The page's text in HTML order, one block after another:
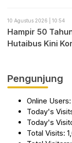
10 Agustus 2026 | 10:54
Hampir 50
Hutaibus Kini
Pengunjung
Online Users:
Today's
Today's
Total Visits: